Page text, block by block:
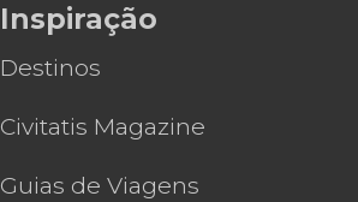
Inspiração
Destinos
Civitatis Magazine
Guias de Viagens